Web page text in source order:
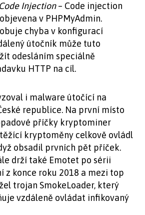
Injection– Code injection
v PHPMyAdmin.
chyba v konfigurací
útočník může tuto
odesláním speciálně
HTTP na cíl.
i malware útočící na
republice. Na první místo
příčky kryptominer
těžící kryptoměny celkově ovládl
obsadil prvních pět příček.
drží také Emotet po sérii
z konce roku 2018 a mezi top
trojan SmokeLoader, který
vzdáleně ovládat infikovaný